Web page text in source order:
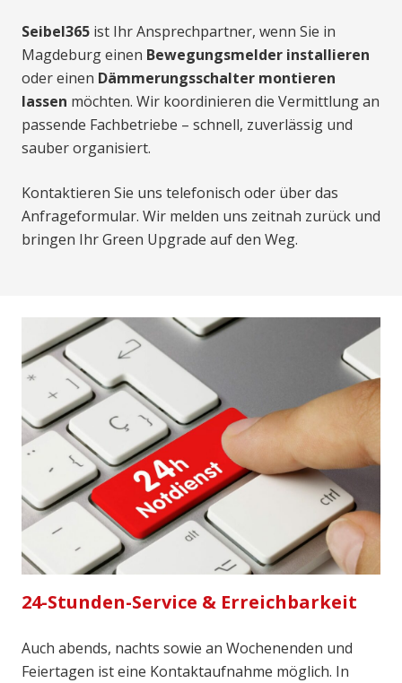
Seibel365 ist Ihr Ansprechpartner, wenn Sie in
Magdeburg einen Bewegungsmelder installieren
oder einen Dämmerungsschalter montieren
lassen möchten. Wir koordinieren die Vermittlung an
passende Fachbetriebe – schnell, zuverlässig und
sauber organisiert.
Kontaktieren Sie uns telefonisch oder über das
Anfrageformular. Wir melden uns zeitnah zurück und
bringen Ihr Green Upgrade auf den Weg.
24-Stunden-Service & Erreichbarkeit
Auch abends, nachts sowie an Wochenenden und
Feiertagen ist eine Kontaktaufnahme möglich. In